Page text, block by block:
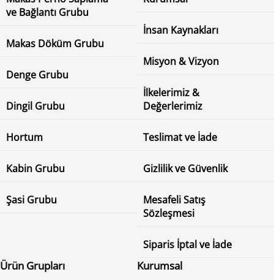
ve Bağlantı Grubu
Makas Döküm Grubu
Denge Grubu
Dingil Grubu
Hortum
Kabin Grubu
Şasi Grubu
İnsan Kaynakları
Misyon & Vizyon
İlkelerimiz &
Değerlerimiz
Teslimat ve İade
Gizlilik ve Güvenlik
Mesafeli Satış
Sözleşmesi
Siparis İptal ve İade
Ürün Grupları Kurumsal